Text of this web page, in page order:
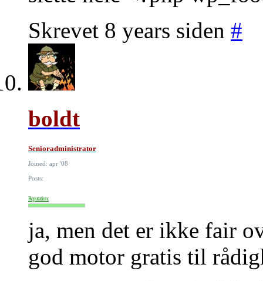
Skrevet 8 years siden #
boldt
Senioradministrator
Joined: apr '08
Posts:
Reputation:
ja, men det er ikke fair
god motor gratis til